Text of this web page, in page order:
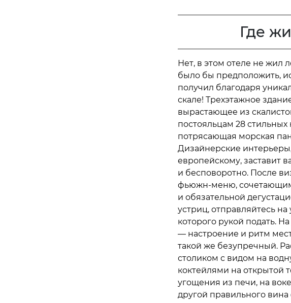
Где
Нет, в этом отеле не жил
было бы предположить,
получил благодаря
скале! Трехэтажное
вырастающее из
постояльцам 28
потрясающая морская
Дизайнерские
европейскому, заставит
и бесповоротно. После
фьюжн-меню,
и обязательной
устриц, отправляйтесь
которого рукой подать.
— настроение и ритм
такой же безупречный.
столиком с видом на
коктейлями на открытой
угощения из печи, на
другой правильного